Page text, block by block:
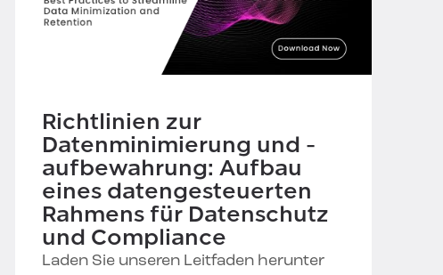
Richtlinien zur
Datenminimierung und -
aufbewahrung: Aufbau
eines datengesteuerten
Rahmens für Datenschutz
und Compliance
Laden Sie unseren Leitfaden herunter